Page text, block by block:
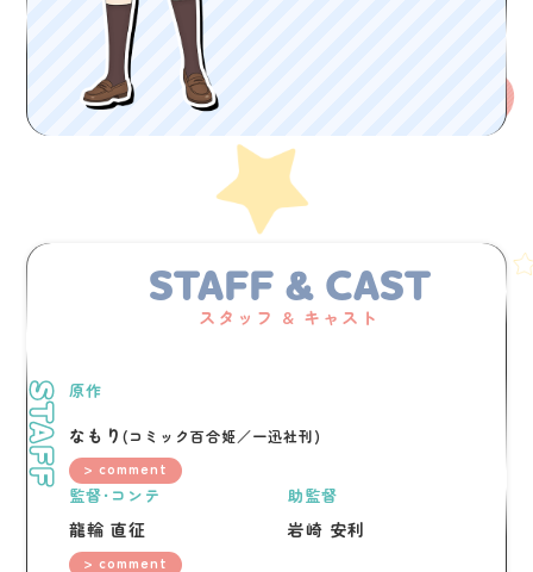
STAFF & CAST
スタッフ & キャスト
STAFF 原作
なもり (コミック百合姫／一迅社刊)
> comment
監督・コンテ
龍輪 直征
> comment
助監督
岩崎 安利